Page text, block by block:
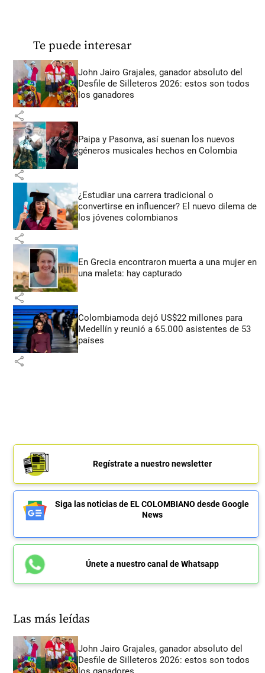
Te puede interesar
John Jairo Grajales, ganador absoluto del
Desfile de Silleteros 2026: estos son todos
los ganadores
share
Paipa y Pasonva, así suenan los nuevos
géneros musicales hechos en Colombia
share
¿Estudiar una carrera tradicional o
convertirse en influencer? El nuevo dilema de
los jóvenes colombianos
share
En Grecia encontraron muerta a una mujer en
una maleta: hay capturado
share
Colombiamoda dejó US$22 millones para
Medellín y reunió a 65.000 asistentes de 53
países
share
Regístrate a nuestro newsletter
Siga las noticias de EL COLOMBIANO desde Google
News
Únete a nuestro canal de Whatsapp
Las más leídas
John Jairo Grajales, ganador absoluto del
Desfile de Silleteros 2026: estos son todos